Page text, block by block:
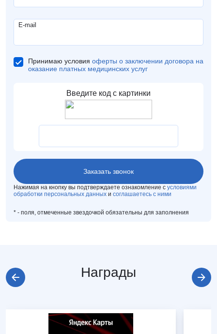
E-mail
Принимаю условия оферты о заключении договора на
оказание платных медицинских услуг
Нажимая на кнопку вы подтверждаете ознакомление с условиями
обработки персональных данных и соглашаетесь с ними
* - поля, отмеченные звездочкой обязательны для заполнения
Награды